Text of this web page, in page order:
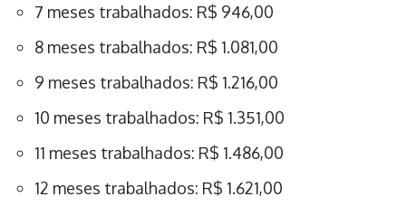
7 meses trabalhados: R$ 946,00
8 meses trabalhados: R$ 1.081,00
9 meses trabalhados: R$ 1.216,00
10 meses trabalhados: R$ 1.351,00
11 meses trabalhados: R$ 1.486,00
12 meses trabalhados: R$ 1.621,00